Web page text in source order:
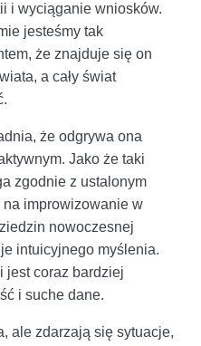
i wyciąganie wniosków.
jesteśmy tak
że znajduje się on
a cały świat
że odgrywa ona
Jako że taki
zgodnie z ustalonym
improwizowanie w
nowoczesnej
intuicyjnego myślenia.
jest coraz bardziej
i suche dane.
ale zdarzają się sytuacje,